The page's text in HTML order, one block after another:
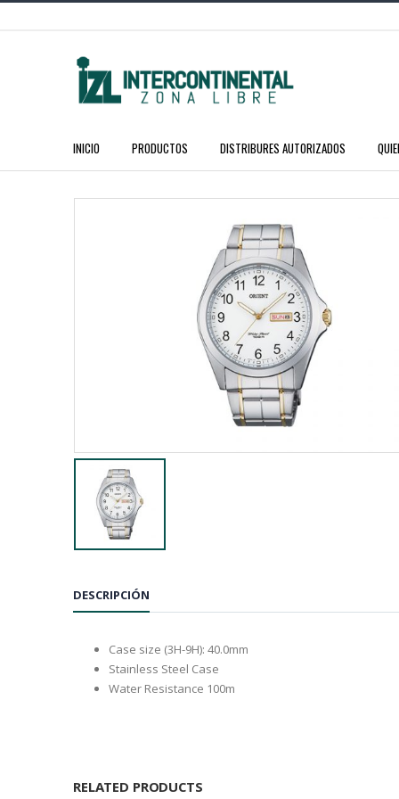
INICIO PRODUCTOS DISTRIBURES AUTORIZADOS
DESCRIPCIÓN
Case size (3H-9H): 40.0mm
Stainless Steel Case
Water Resistance 100m
RELATED PRODUCTS